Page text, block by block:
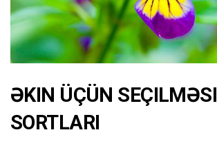
ƏKIN ÜÇÜN SEÇILMƏSI
SORTLARI